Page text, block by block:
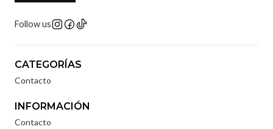
Follow us
CATEGORÍAS
Contacto
INFORMACIÓN
Contacto